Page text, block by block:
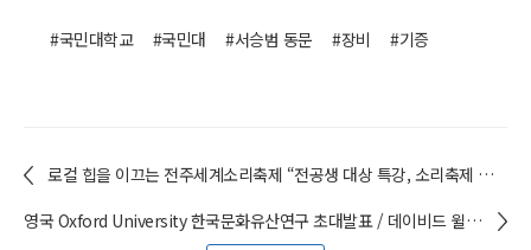
#국민대학교 #국민대 #서승범 동문 #장비 #기증
로컬 힙을 이끄는 전주세계소리축제 “전공생 대상 특강, 소리축제 알리고 참여 독려” / 김희선(교양대학) 교수
영국 Oxford University 한국문화유산연구 초대발표 / 데이비드 윌리엄 김(교양대학) 교수